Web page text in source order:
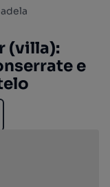
(villa):
e